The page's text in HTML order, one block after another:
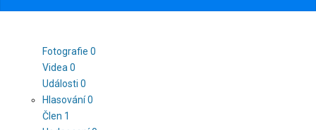
Fotografie 0
Videa 0
Události 0
Hlasování0
Člen 1